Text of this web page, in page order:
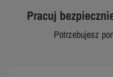
Pracuj
Potrzebujesz